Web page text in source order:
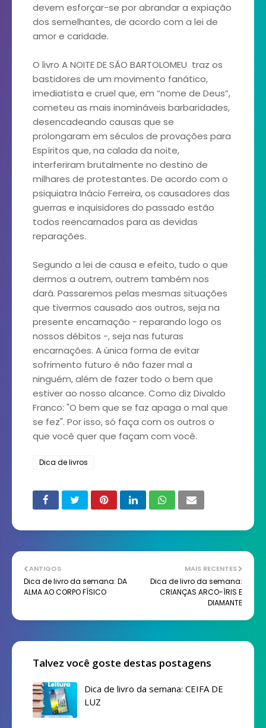
devem esforçar-se por abrandar a expiação
dos semelhantes, de acordo com a lei de
amor e caridade.
O livro A NOITE DE SÃO BARTOLOMEU traz os
bastidores de um movimento fanático,
imediatista e cruel que, em “nome de Deus”,
cometeu as mais inomináveis barbaridades,
desencadeando causas que se
prolongaram em séculos de provações para
Espíritos que, na calada da noite,
interferiram brutalmente no destino de
milhares de protestantes. De acordo com o
psiquiatra Inácio Ferreira, os causadores das
guerras e inquisidores do passado estão
todos reencarnados para as devidas
reparações.
Segundo a lei de causa e efeito, tudo o que
dermos a outrem, outrem também nos
dará. Passaremos pelas mesmas situações
que tivermos causado aos outros, seja na
presente encarnação - reparando logo os
nossos débitos -, seja nas futuras
encarnações. A única forma de evitar
sofrimento futuro é não fazer mal a
ninguém, além de fazer todo o bem que
estiver ao nosso alcance. Como diz Divaldo
Franco: "O bem que se faz apaga o mal que
se fez". Por isso, só faça com os outros o
que você quer que façam com você.
Dica de livros
MAIS RECENTES
Dica de livro da semana:
CRIANÇAS ARCO-ÍRIS E
DIAMANTE
ANTIGOS
Dica de livro da semana: DA
ALMA AO CORPO FÍSICO
Talvez você goste destas postagens
Dica de livro da semana: CEIFA DE
LUZ